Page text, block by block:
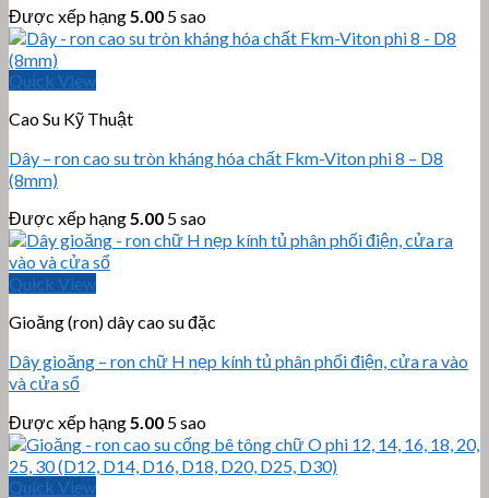
Được xếp hạng5.00 5 sao
Quick View
Cao Su Kỹ Thuật
Dây – ron cao su tròn kháng hóa chất Fkm-Viton phi 8 – D8
(8mm)
Được xếp hạng5.00 5 sao
Quick View
Gioăng (ron) dây cao su đặc
Dây gioăng – ron chữ H nẹp kính tủ phân phối điện, cửa ra vào
và cửa sổ
Được xếp hạng5.00 5 sao
Quick View